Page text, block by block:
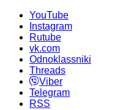
YouTube
Instagram
Rutube
vk.com
Odnoklassniki
Threads
Viber
Telegram
RSS